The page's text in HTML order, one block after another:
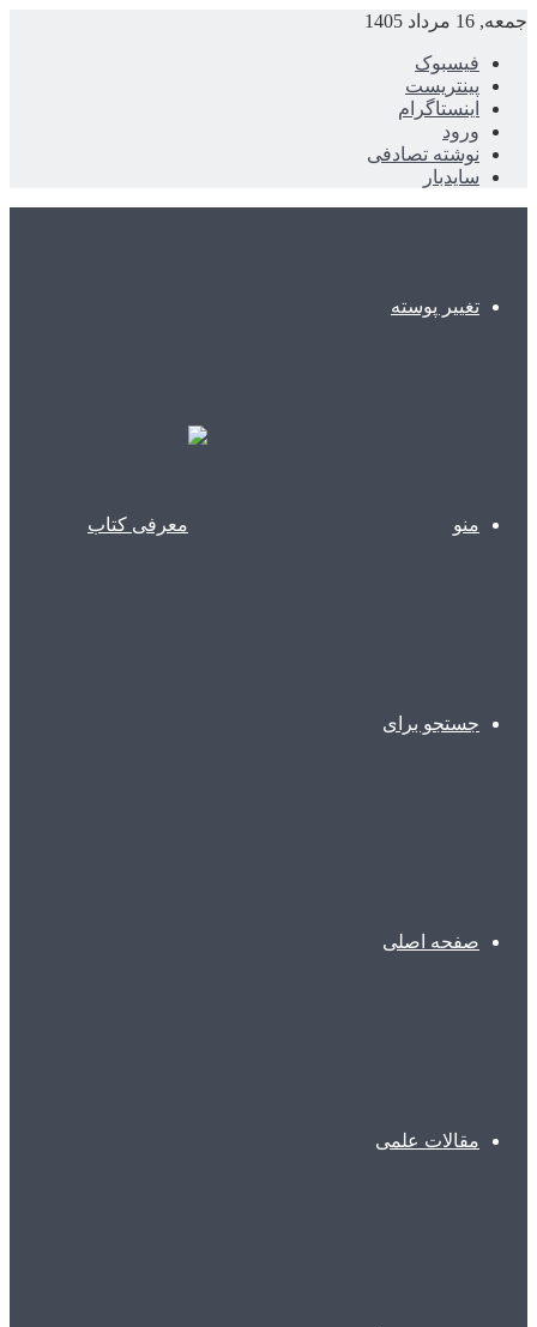
جمعه, 16 مرداد 1405
فیسبوک
پینتریست
اینستاگرام
ورود
نوشته تصادفی
سایدبار
تغییر پوسته
منو
جستجو برای
صفحه اصلی
مقالات علمی